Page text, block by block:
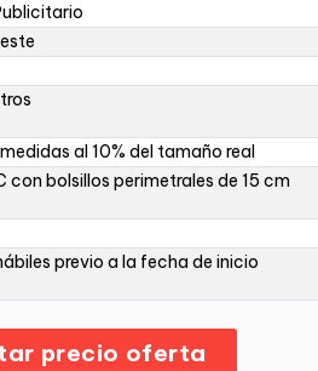
al 10% del tamaño real
con bolsillos perimetrales de 15 cm
previo a la fecha de inicio
precio oferta